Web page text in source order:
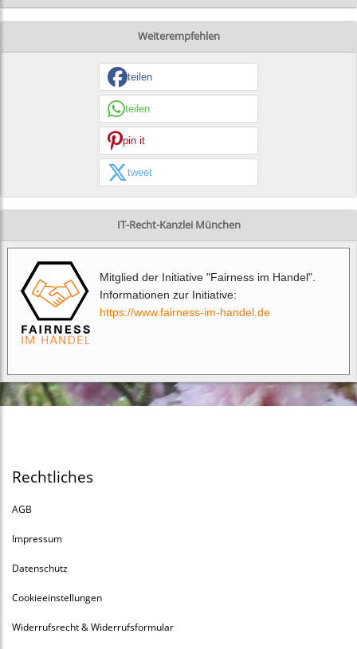
Weiterempfehlen
teilen
teilen
pin it
tweet
IT-Recht-Kanzlei München
Mitglied der Initiative "Fairness im Handel".
Informationen zur Initiative:
https://www.fairness-im-handel.de
Rechtliches
AGB
Impressum
Datenschutz
Cookieeinstellungen
Widerrufsrecht & Widerrufsformular